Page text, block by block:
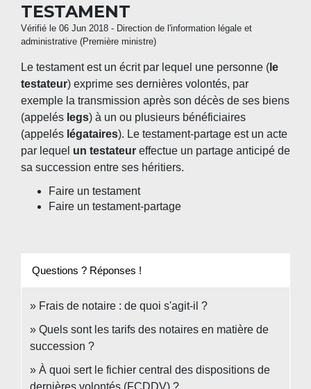
TESTAMENT
Vérifié le 06 Jun 2018 - Direction de l'information légale et
administrative (Première ministre)
Le testament est un écrit par lequel une personne ( le
testateur) exprime ses dernières volontés, par
exemple la transmission après son décès de ses biens
(appelés legs) à un ou plusieurs bénéficiaires
(appelés légataires). Le testament-partage est un acte
par lequel un testateur effectue un partage anticipé de
sa succession entre ses héritiers.
Faire un testament
Faire un testament-partage
Questions ? Réponses !
Frais de notaire : de quoi s'agit-il ?
Quels sont les tarifs des notaires en matière de
succession ?
À quoi sert le fichier central des dispositions de
dernières volontés (FCDDV) ?